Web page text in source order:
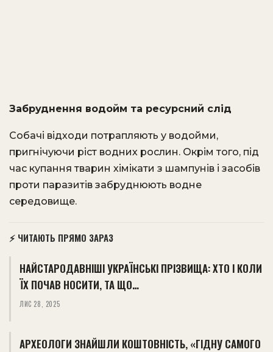
Забруднення водойм та ресурсний слід
Собачі відходи потрапляють у водойми,
пригнічуючи ріст водних рослин. Окрім того, під
час купання тварин хімікати з шампунів і засобів
проти паразитів забруднюють водне
середовище.
⚡ ЧИТАЮТЬ ПРЯМО ЗАРАЗ
НАЙСТАРОДАВНІШІ УКРАЇНСЬКІ ПРІЗВИЩА: ХТО І КОЛИ
ЇХ ПОЧАВ НОСИТИ, ТА ЩО…
ЛИС 28, 2025
АРХЕОЛОГИ ЗНАЙШЛИ КОШТОВНІСТЬ, «ГІДНУ САМОГО